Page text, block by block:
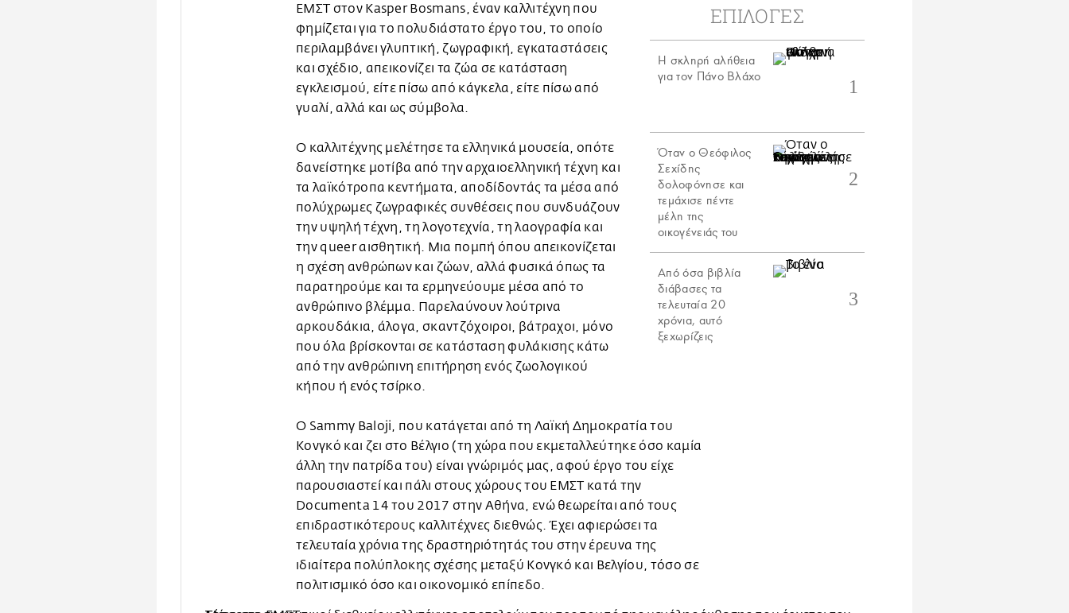
ΕΠΙΛΟΓΕΣ
H σκληρή αλήθεια
για τον Πάνο Βλάχο
Όταν ο Θεόφιλος
Σεχίδης
δολοφόνησε και
τεμάχισε πέντε
μέλη της
οικογένειάς του
Από όσα βιβλία
διάβασες τα
τελευταία 20
χρόνια, αυτό
ξεχωρίζεις
ΕΜΣΤ στον Kasper Bosmans, έναν καλλιτέχνη που
φημίζεται για το πολυδιάστατο έργο του, το οποίο
περιλαμβάνει γλυπτική, ζωγραφική, εγκαταστάσεις
και σχέδιο, απεικονίζει τα ζώα σε κατάσταση
εγκλεισμού, είτε πίσω από κάγκελα, είτε πίσω από
γυαλί, αλλά και ως σύμβολα.
Ο καλλιτέχνης μελέτησε τα ελληνικά μουσεία, οπότε
δανείστηκε μοτίβα από την αρχαιοελληνική τέχνη και
τα λαϊκότροπα κεντήματα, αποδίδοντάς τα μέσα από
πολύχρωμες ζωγραφικές συνθέσεις που συνδυάζουν
την υψηλή τέχνη, τη λογοτεχνία, τη λαογραφία και
την queer αισθητική. Μια πομπή όπου απεικονίζεται
η σχέση ανθρώπων και ζώων, αλλά φυσικά όπως τα
παρατηρούμε και τα ερμηνεύουμε μέσα από το
ανθρώπινο βλέμμα. Παρελαύνουν λούτρινα
αρκουδάκια, άλογα, σκαντζόχοιροι, βάτραχοι, μόνο
που όλα βρίσκονται σε κατάσταση φυλάκισης κάτω
από την ανθρώπινη επιτήρηση ενός ζωολογικού
κήπου ή ενός τσίρκο.
Ο Sammy Βaloji, που κατάγεται από τη Λαϊκή Δημοκρατία του
Κονγκό και ζει στο Βέλγιο (τη χώρα που εκμεταλλεύτηκε όσο καμία
άλλη την πατρίδα του) είναι γνώριμός μας, αφού έργο του είχε
παρουσιαστεί και πάλι στους χώρους του ΕΜΣΤ κατά την
Documenta 14 του 2017 στην Αθήνα, ενώ θεωρείται από τους
επιδραστικότερους καλλιτέχνες διεθνώς. Έχει αφιερώσει τα
τελευταία χρόνια της δραστηριότητάς του στην έρευνα της
ιδιαίτερα πολύπλοκης σχέσης μεταξύ Κονγκό και Βελγίου, τόσο σε
πολιτισμικό όσο και οικονομικό επίπεδο.